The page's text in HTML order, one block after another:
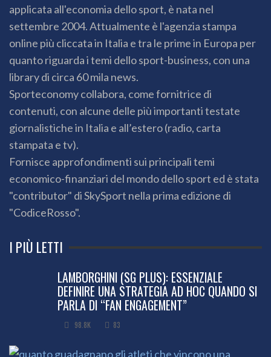
applicata all'economia dello sport, è nata nel
settembre 2004. Attualmente è l'agenzia stampa
online più cliccata in Italia e tra le prime in Europa per
quanto riguarda i temi dello sport-business, con una
library di circa 60 mila news.
Sporteconomy collabora, come fornitrice di
contenuti, con alcune delle più importanti testate
giornalistiche in Italia e all’estero (radio, carta
stampata e tv).
Fornisce approfondimenti sui principali temi
economico-finanziari del mondo dello sport ed è stata
"contributor" di SkySport nella prima edizione di
"CodiceRosso".
I PIÙ LETTI
LAMBORGHINI (SG PLUS): ESSENZIALE
DEFINIRE UNA STRATEGIA AD HOC QUANDO SI
PARLA DI “FAN ENGAGEMENT”
98.8K 83